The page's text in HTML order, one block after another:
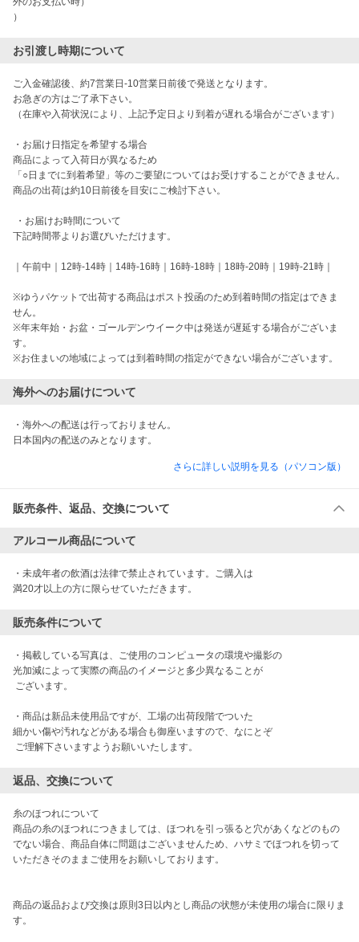
）
お引渡し時期について
ご入金確認後、約7営業日-10営業日前後で発送となります。
お急ぎの方はご了承下さい。
（在庫や入荷状況により、上記予定日より到着が遅れる場合がございます）
・お届け日指定を希望する場合
商品によって入荷日が異なるため
「○日までに到着希望」等のご要望についてはお受けすることができません。
商品の出荷は約10日前後を目安にご検討下さい。
下記時間帯よりお選びいただけます。
｜午前中｜12時-14時｜14時-16時｜16時-18時｜18時-20時｜19時-21時｜
※ゆうパケットで出荷する商品はポスト投函のため到着時間の指定はできま
せん。
※年末年始・お盆・ゴールデンウイーク中は発送が遅延する場合がございま
す。
※お住まいの地域によっては到着時間の指定ができない場合がございます。
海外へのお届けについて
・海外への配送は行っておりません。
日本国内の配送のみとなります。
さらに詳しい説明を見る（パソコン版）
販売条件、返品、交換について
アルコール商品について
・未成年者の飲酒は法律で禁止されています。ご購入は
満20才以上の方に限らせていただきます。
販売条件について
・掲載している写真は、ご使用のコンピュータの環境や撮影の
光加減によって実際の商品のイメージと多少異なることが
・商品は新品未使用品ですが、工場の出荷段階でついた
細かい傷や汚れなどがある場合も御座いますので、なにとぞ
返品、交換について
糸のほつれについて
商品の糸のほつれにつきましては、ほつれを引っ張ると穴があくなどのもの
でない場合、商品自体に問題はございませんため、ハサミでほつれを切って
いただきそのままご使用をお願いしております。
商品の返品および交換は原則3日以内とし商品の状態が未使用の場合に限りま
す。